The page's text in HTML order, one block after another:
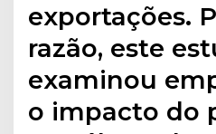
exportações.
razão, este
examinou
o impacto do